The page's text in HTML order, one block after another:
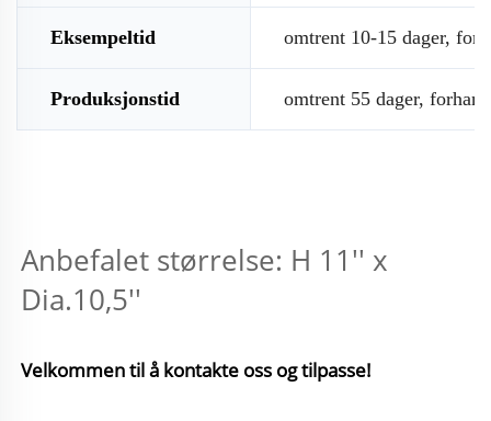
Eksempeltid omtrent 10-15 dager,
Produksjonstid omtrent 55 dager,
Anbefalet størrelse: H 11'' x
Dia.10,5''
Velkommen til å kontakte oss og tilpasse!